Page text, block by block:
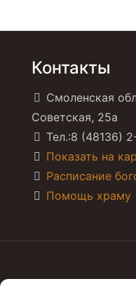
Контакты
Смоленская
Советская, 25а
Тел.:8 (48136)
Показать на
Расписание
Помощь храму